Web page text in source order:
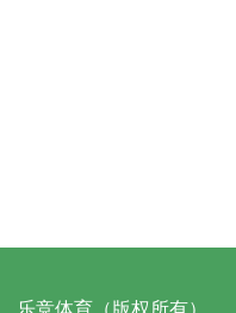
乐竞体育（版权所有）